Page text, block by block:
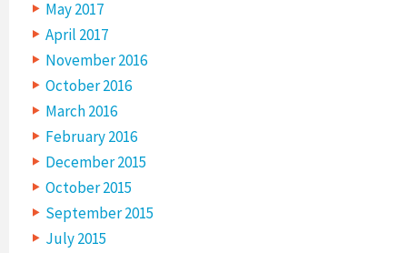
May 2017
April 2017
November 2016
October 2016
March 2016
February 2016
December 2015
October 2015
September 2015
July 2015